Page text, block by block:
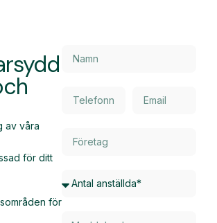
av våra
för ditt
för